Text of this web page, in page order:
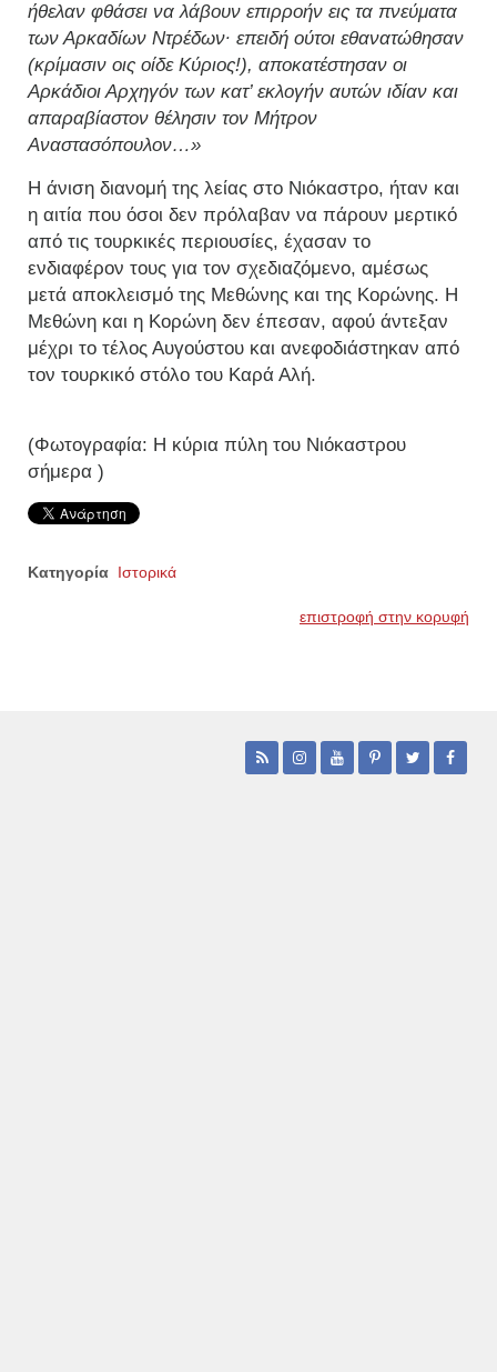
ήθελαν φθάσει να λάβουν επιρροήν εις τα πνεύματα
των Αρκαδίων Ντρέδων· επειδή ούτοι εθανατώθησαν
(κρίμασιν οις οίδε Κύριος!), αποκατέστησαν οι
Αρκάδιοι Αρχηγόν των κατ’ εκλογήν αυτών ιδίαν και
απαραβίαστον θέλησιν τον Μήτρον
Αναστασόπουλον…»
Η άνιση διανομή της λείας στο Νιόκαστρο, ήταν και
η αιτία που όσοι δεν πρόλαβαν να πάρουν μερτικό
από τις τουρκικές περιουσίες, έχασαν το
ενδιαφέρον τους για τον σχεδιαζόμενο, αμέσως
μετά αποκλεισμό της Μεθώνης και της Κορώνης. Η
Μεθώνη και η Κορώνη δεν έπεσαν, αφού άντεξαν
μέχρι το τέλος Αυγούστου και ανεφοδιάστηκαν από
τον τουρκικό στόλο του Καρά Αλή.
(Φωτογραφία: Η κύρια πύλη του Νιόκαστρου
σήμερα )
Κατηγορία Ιστορικά
επιστροφή στην κορυφή